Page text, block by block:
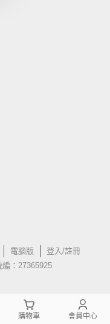
電腦版
登入/註冊
：27365925
購物車 會員中心